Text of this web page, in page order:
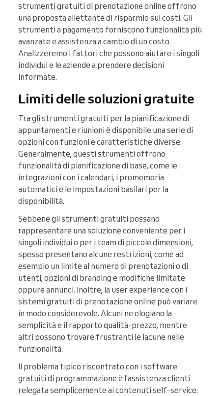
strumenti gratuiti di prenotazione online offrono
una proposta allettante di risparmio sui costi. Gli
strumenti a pagamento forniscono funzionalità più
avanzate e assistenza a cambio di un costo.
Analizzeremo i fattori che possono aiutare i singoli
individui e le aziende a prendere decisioni
informate.
Limiti delle soluzioni gratuite
Tra gli strumenti gratuiti per la pianificazione di
appuntamenti e riunioni è disponibile una serie di
opzioni con funzioni e caratteristiche diverse.
Generalmente, questi strumenti offrono
funzionalità di pianificazione di base, come le
integrazioni con i calendari, i promemoria
automatici e le impostazioni basilari per la
disponibilità.
Sebbene gli strumenti gratuiti possano
rappresentare una soluzione conveniente per i
singoli individui o per i team di piccole dimensioni,
spesso presentano alcune restrizioni, come ad
esempio un limite al numero di prenotazioni o di
utenti, opzioni di branding e modifiche limitate
oppure annunci. Inoltre, la user experience con i
sistemi gratuiti di prenotazione online può variare
in modo considerevole. Alcuni ne elogiano la
semplicità e il rapporto qualità-prezzo, mentre
altri possono trovare frustranti le lacune nelle
funzionalità.
Il problema tipico riscontrato con i software
gratuiti di programmazione è l'assistenza clienti
relegata semplicemente ai contenuti self-service.